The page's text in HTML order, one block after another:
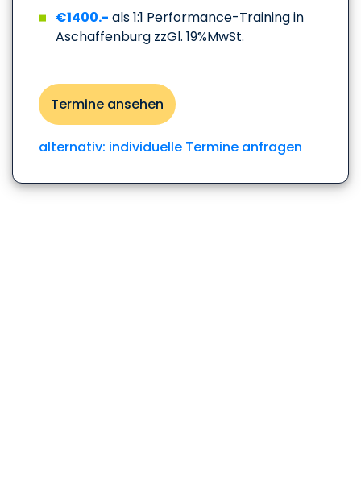
€1400.- als 1:1 Performance-Training in
Aschaffenburg zzGl. 19%MwSt.
Termine ansehen
alternativ: individuelle Termine anfragen